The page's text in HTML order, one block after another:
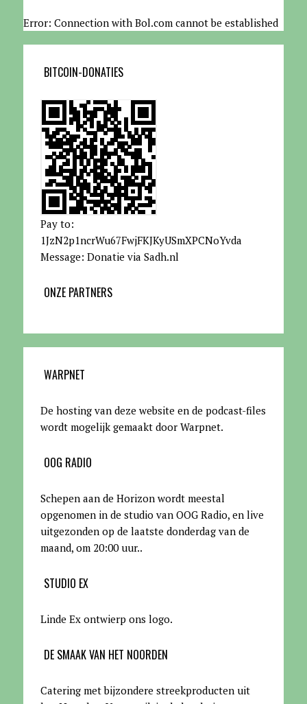
Error: Connection with Bol.com cannot be established
BITCOIN-DONATIES
Pay to:
1JzN2p1ncrWu67FwjFKJKyUSmXPCNoYvda
Message: Donatie via Sadh.nl
ONZE PARTNERS
WARPNET
De hosting van deze website en de podcast-files
wordt mogelijk gemaakt door Warpnet.
OOG RADIO
Schepen aan de Horizon wordt meestal
opgenomen in de studio van OOG Radio, en live
uitgezonden op de laatste donderdag van de
maand, om 20:00 uur..
STUDIO EX
Linde Ex ontwierp ons logo.
DE SMAAK VAN HET NOORDEN
Catering met bijzondere streekproducten uit